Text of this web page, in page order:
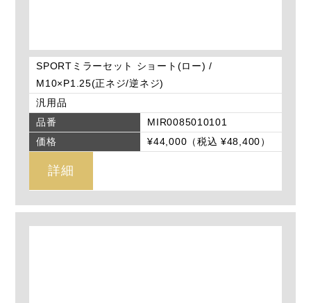
SPORTミラーセット ショート(ロー) /
M10×P1.25(正ネジ/逆ネジ)
汎用品
品番
MIR0085010101
価格
¥44,000（税込 ¥48,400）
詳細